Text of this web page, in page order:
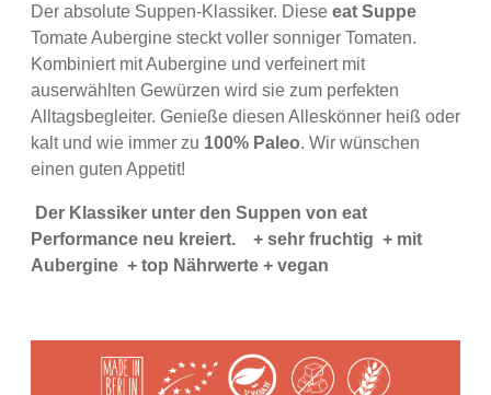
Der absolute Suppen-Klassiker. Diese eat Suppe
Tomate Aubergine steckt voller sonniger Tomaten.
Kombiniert mit Aubergine und verfeinert mit
auserwählten Gewürzen wird sie zum perfekten
Alltagsbegleiter. Genieße diesen Alleskönner heiß oder
kalt und wie immer zu 100% Paleo. Wir wünschen
einen guten Appetit!
Der Klassiker unter den Suppen von eat
Performance neu kreiert. + sehr fruchtig + mit
Aubergine + top Nährwerte + vegan